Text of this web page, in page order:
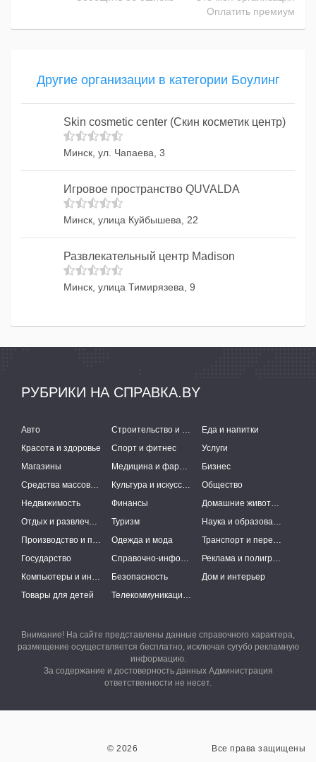
Оплатить премиум
Другие организации в категории Боулинг
Skin cosmetic center (Скин косметик центр)
Минск, ул. Чапаева, 3
Игровое пространство QUVALDA
Минск, улица Куйбышева, 22
Развлекательный центр Madison
Минск, улица Тимирязева, 9
РУБРИКИ НА СПРАВКА.BY
Авто Строительство и ремонт
Еда и напитки
Красота и здоровье
Спорт и фитнес
Услуги
Магазины
Медицина и фармацевтика
Бизнес
Средства массовой информации
Культура и искусство
Общество
Недвижимость
Финансы
Домашние животные
Отдых и развлечения
Туризм
Наука и образование
Производство и поставки
Одежда и мода
Транспорт и перевозки
Государство
Справочно-информационные системы
Реклама и полиграфия
Компьютеры и интернет
Безопасность
Дом и интерьер
Товары для детей
Телекоммуникации и связь
Внимание! На сайте представлены данные справочного характера,
размещение осуществляется бесплатно, исключая сугубо рекламную
информацию.
За содержание и достоверность данных Администрация
ответственности не несет.
© 2026 Все права защищены